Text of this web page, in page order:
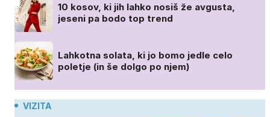
10 kosov, ki jih lahko nosiš že avgusta,
jeseni pa bodo top trend
Lahkotna solata, ki jo bomo jedle celo
poletje (in še dolgo po njem)
VIZITA